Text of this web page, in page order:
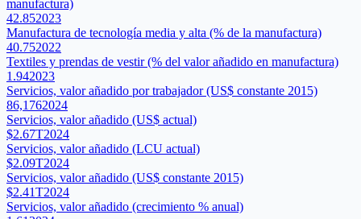
manufactura)
42.852023
Manufactura de tecnología media y alta (% de la manufactura)
40.752022
Textiles y prendas de vestir (% del valor añadido en manufactura)
1.942023
Servicios, valor añadido por trabajador (US$ constante 2015)
86,1762024
Servicios, valor añadido (US$ actual)
$2.67T2024
Servicios, valor añadido (LCU actual)
$2.09T2024
Servicios, valor añadido (US$ constante 2015)
$2.41T2024
Servicios, valor añadido (crecimiento % anual)